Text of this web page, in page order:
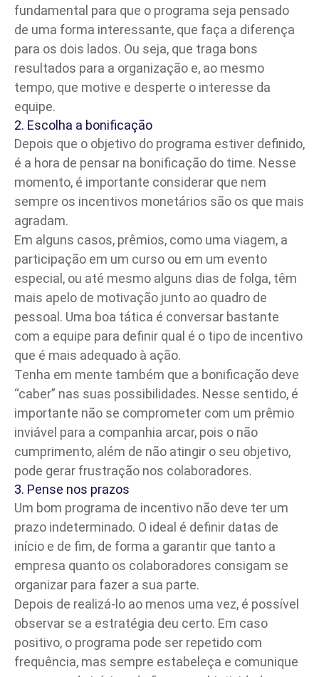
fundamental para que o programa seja pensado
de uma forma interessante, que faça a diferença
para os dois lados. Ou seja, que traga bons
resultados para a organização e, ao mesmo
tempo, que motive e desperte o interesse da
equipe.
2. Escolha a bonificação
Depois que o objetivo do programa estiver definido,
é a hora de pensar na bonificação do time. Nesse
momento, é importante considerar que nem
sempre os incentivos monetários são os que mais
agradam.
Em alguns casos, prêmios, como uma viagem, a
participação em um curso ou em um evento
especial, ou até mesmo alguns dias de folga, têm
mais apelo de motivação junto ao quadro de
pessoal. Uma boa tática é conversar bastante
com a equipe para definir qual é o tipo de incentivo
que é mais adequado à ação.
Tenha em mente também que a bonificação deve
“caber” nas suas possibilidades. Nesse sentido, é
importante não se comprometer com um prêmio
inviável para a companhia arcar, pois o não
cumprimento, além de não atingir o seu objetivo,
pode gerar frustração nos colaboradores.
3. Pense nos prazos
Um bom programa de incentivo não deve ter um
prazo indeterminado. O ideal é definir datas de
início e de fim, de forma a garantir que tanto a
empresa quanto os colaboradores consigam se
organizar para fazer a sua parte.
Depois de realizá-lo ao menos uma vez, é possível
observar se a estratégia deu certo. Em caso
positivo, o programa pode ser repetido com
frequência, mas sempre estabeleça e comunique